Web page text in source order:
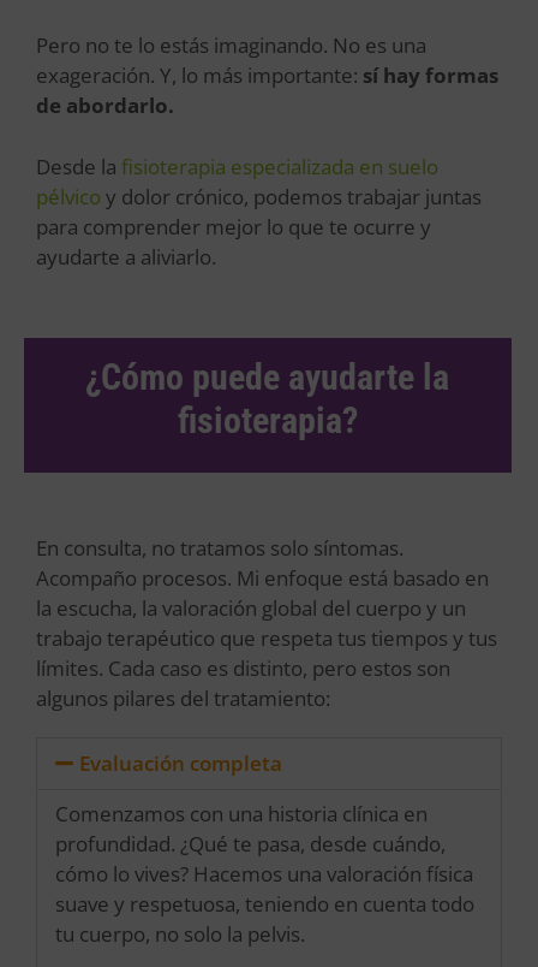
Pero no te lo estás imaginando. No es una
exageración. Y, lo más importante: sí hay formas
de abordarlo.
Desde la fisioterapia especializada en suelo
pélvico y dolor crónico, podemos trabajar juntas
para comprender mejor lo que te ocurre y
ayudarte a aliviarlo.
¿Cómo puede ayudarte la
fisioterapia?
En consulta, no tratamos solo síntomas.
Acompaño procesos. Mi enfoque está basado en
la escucha, la valoración global del cuerpo y un
trabajo terapéutico que respeta tus tiempos y tus
límites. Cada caso es distinto, pero estos son
algunos pilares del tratamiento:
Evaluación completa
Comenzamos con una historia clínica en
profundidad. ¿Qué te pasa, desde cuándo,
cómo lo vives? Hacemos una valoración física
suave y respetuosa, teniendo en cuenta todo
tu cuerpo, no solo la pelvis.